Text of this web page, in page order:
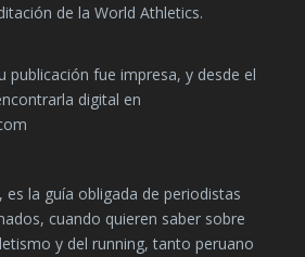
de la World Athletics.
publicación fue impresa, y desde el
digital en
la guía obligada de periodistas
cuando quieren saber sobre
y del running, tanto peruano